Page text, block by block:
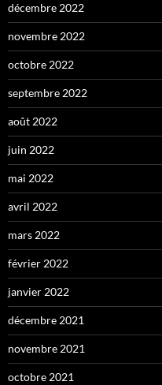
décembre 2022
novembre 2022
octobre 2022
septembre 2022
août 2022
juin 2022
mai 2022
avril 2022
mars 2022
février 2022
janvier 2022
décembre 2021
novembre 2021
octobre 2021